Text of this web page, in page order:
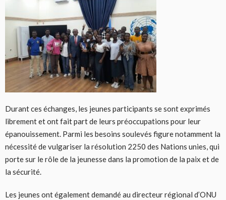
Durant ces échanges, les jeunes participants se sont exprimés
librement et ont fait part de leurs préoccupations pour leur
épanouissement. Parmi les besoins soulevés figure notamment la
nécessité de vulgariser la résolution 2250 des Nations unies, qui
porte sur le rôle de la jeunesse dans la promotion de la paix et de
la sécurité.
Les jeunes ont également demandé au directeur régional d’ONU